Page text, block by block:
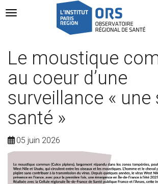
Navigation Toggle
Le moustique
au coeur d’une
surveillance « une
santé »
05 juin 2026